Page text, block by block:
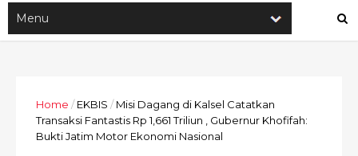
Home / EKBIS / Misi Dagang di Kalsel Catatkan
Transaksi Fantastis Rp 1,661 Triliun , Gubernur Khofifah:
Bukti Jatim Motor Ekonomi Nasional